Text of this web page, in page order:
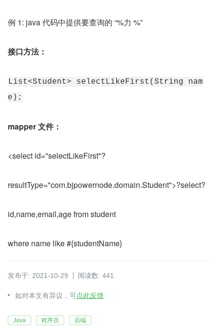
例 1: java 代码中提供要查询的 “%力 %”
接口方法：
List<Student> selectLikeFirst(String nam
e);
mapper 文件：
<select id="selectLikeFirst"?
resultType="com.bjpowernode.domain.Student">?select?
id,name,email,age from student
where name like #{studentName}
发布于: 2021-10-29 阅读数: 441
如对本文有异议，可点此反馈
Java 程序员 后端